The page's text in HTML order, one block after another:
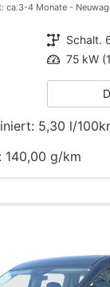
ca.3-4 Monate
Getriebe Schalt.
Leistung 75 kW
5,30 l/
140,00 g/km